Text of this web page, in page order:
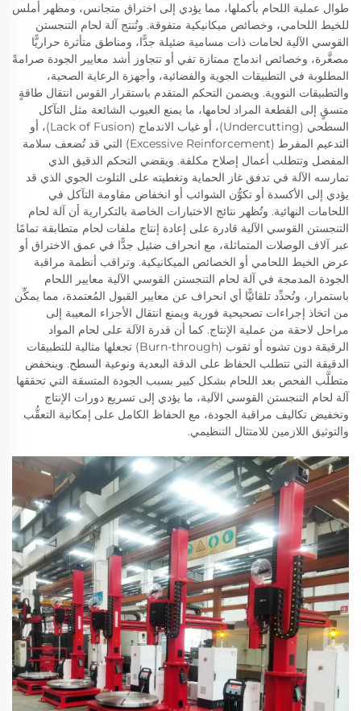
طوال عملية اللحام بأكملها، مما يؤدي إلى اختراق متجانس، ومظهر أملس
للخيط اللحامي، وخصائص ميكانيكية متفوقة. وتُنتج آلة لحام التنجستن
القوسي الآلية لحامات ذات مسامية ضئيلة جدًّا، ومناطق متأثرة حراريًّا
مصغَّرة، وخصائص اندماج ممتازة تفي أو تتجاوز أشد معايير الجودة صرامةً
المطلوبة في التطبيقات الجوية والفضائية، وأجهزة الرعاية الصحية،
والتطبيقات النووية. ويضمن التحكم المتقدم باستقرار القوس انتقال طاقةٍ
متسقٍ إلى القطعة المراد لحامها، ما يمنع العيوب الشائعة مثل التآكل
السطحي (Undercutting)، أو غياب الاندماج (Lack of Fusion)، أو
التدعيم المفرط (Excessive Reinforcement) التي قد تُضعف سلامة
المفصل وتتطلب أعمال إصلاح مكلفة. ويقضي التحكم الدقيق الذي
تمارسه الآلة في تدفق غاز الحماية وتغطيته على التلوث الجوي الذي قد
يؤدي إلى الأكسدة أو تكوُّن الشوائب أو انخفاض مقاومة التآكل في
اللحامات النهائية. وتُظهر نتائج الاختبارات الخاصة بالتكرارية أن آلة لحام
التنجستن القوسي الآلية قادرة على إعادة إنتاج ملفات لحام متطابقة تمامًا
عبر آلاف الوصلات المتماثلة، مع انحراف ضئيل جدًّا في عمق الاختراق أو
عرض الخيط اللحامي أو الخصائص الميكانيكية. وتراقب أنظمة مراقبة
الجودة المدمجة في آلة لحام التنجستن القوسي الآلية معايير اللحام
باستمرار، وتُحدِّد تلقائيًّا أي انحراف عن معايير القبول المُعتمدة، مما يمكِّن
من اتخاذ إجراءات تصحيحية فورية ويمنع انتقال الأجزاء المعيبة إلى
مراحل لاحقة من عملية الإنتاج. كما أن قدرة الآلة على لحام المواد
الرقيقة دون تشوه أو ثقوب (Burn-through) تجعلها مثالية للتطبيقات
الدقيقة التي تتطلب الحفاظ على الدقة البعدية ونوعية السطح. وينخفض
متطلَّب الفحص بعد اللحام بشكل كبير بسبب الجودة المتسقة التي تحققها
آلة لحام التنجستن القوسي الآلية، ما يؤدي إلى تسريع دورات الإنتاج
وتخفيض تكاليف مراقبة الجودة، مع الحفاظ الكامل على إمكانية التعقُّب
والتوثيق اللازمين للامتثال التنظيمي.